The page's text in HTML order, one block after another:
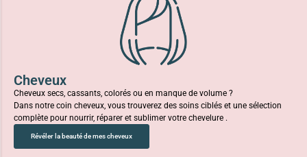
Cheveux
Cheveux secs, cassants, colorés ou en manque de volume ?
Dans notre coin cheveux, vous trouverez des soins ciblés et une sélection
complète pour nourrir, réparer et sublimer votre chevelure .
Révéler la beauté de mes cheveux